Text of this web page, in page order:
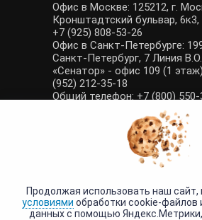
Офис в Москве: 125212, г.
Кронштадтский бульвар, 6к3,
+7 (925) 808-53-26
Офис в Санкт-Петербурге:
Санкт-Петербург, 7 Линия
«Сенатор» - офис 109 (1
(952) 212-35-18
Общий телефон: +7 (800) 550-
E-mail: manager@tour-
вопросы), admin@tour-
Номер в Общероссийском
туристических агентств: РТА
Политика
Продолжая использовать наш сайт,
условиями обработки cookie-файлов
данных с помощью